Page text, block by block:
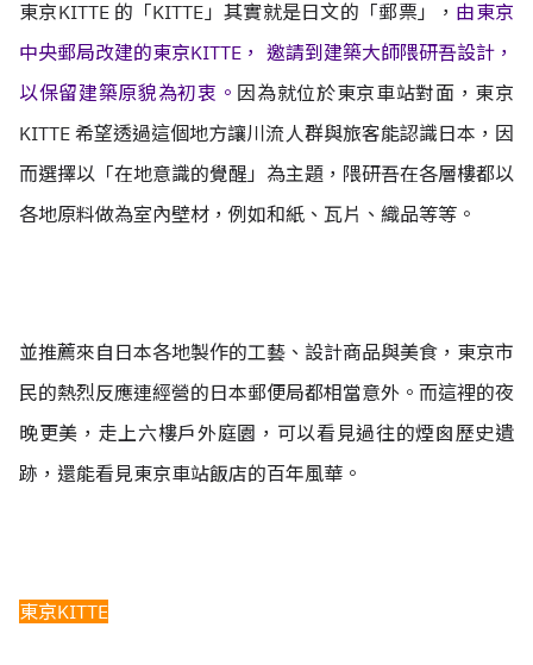
東京KITTE 的「KITTE」其實就是日文的「郵票」， 由東京
中央郵局改建的東京KITTE， 邀請到建築大師隈研吾設計，
以保留建築原貌為初衷。 因為就位於東京車站對面，東京
KITTE 希望透過這個地方讓川流人群與旅客能認識日本，因
而選擇以「在地意識的覺醒」為主題，隈研吾在各層樓都以
各地原料做為室內壁材，例如和紙、瓦片、織品等等。
並推薦來自日本各地製作的工藝、設計商品與美食，東京市
民的熱烈反應連經營的日本郵便局都相當意外。而這裡的夜
晚更美，走上六樓戶外庭園，可以看見過往的煙囪歷史遺
跡，還能看見東京車站飯店的百年風華。
東京KITTE